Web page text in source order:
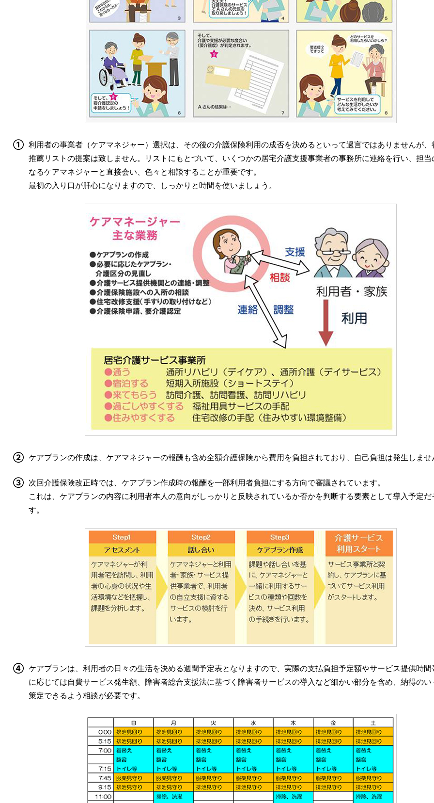
① 利用者の事業者（ケアマネジャー）選択は、その後の介護保険利用の成否を決めるといって過言ではありませんが、
推薦リストの提案は致しません。リストにもとづいて、いくつかの居宅介護支援事業者の事務所に連絡を行い、担当
なるケアマネジャーと直接会い、色々と相談することが重要です。
最初の入り口が肝心になりますので、しっかりと時間を使いましょう。
② ケアプランの作成は、ケアマネジャーの報酬も含め全額介護保険から費用を負担されており、自己負担は発生しませ
③ 次回介護保険改正時では、ケアプラン作成時の報酬を一部利用者負担にする方向で審議されています。
これは、ケアプランの内容に利用者本人の意向がしっかりと反映されているか否かを判断する要素として導入予定だ
す。
④ ケアプランは、利用者の日々の生活を決める週間予定表となりますので、実際の支払負担予定額やサービス提供時間
に応じては自費サービス発生額、障害者総合支援法に基づく障害者サービスの導入など細かい部分を含め、納得のい
策定できるよう相談が必要です。